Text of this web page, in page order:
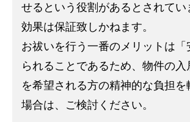
せるという役割があるとされてい
効果は保証致しかねます。
お祓いを行う一番のメリットは「
られることであるため、物件の入
を希望される方の精神的な負担を
場合は、ご検討ください。